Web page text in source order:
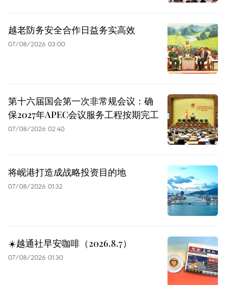
越老防务安全合作日益务实高效
07/08/2026 03:00
第十六届国会第一次非常规会议：确
保2027年APEC会议服务工程按期完工
07/08/2026 02:40
将岘港打造成战略投资目的地
07/08/2026 01:32
☀️越通社早安咖啡（2026.8.7）
07/08/2026 01:30